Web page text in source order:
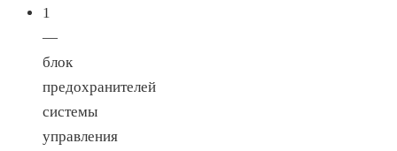
1
—
блок
предохранителей
системы
управления